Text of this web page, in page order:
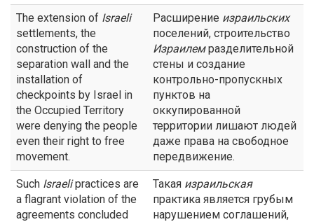
The extension of Israeli
settlements, the
construction of the
separation wall and the
installation of
checkpoints by Israel in
the Occupied Territory
were denying the people
even their right to free
movement.
Расширение израильских
поселений, строительство
Израилемразделительной
стены и создание
контрольно-пропускных
пунктов на
оккупированной
территории лишают людей
даже права на свободное
передвижение.
Such Israelipractices are
a flagrant violation of the
agreements concluded
Такая израильская
практика является грубым
нарушением соглашений,